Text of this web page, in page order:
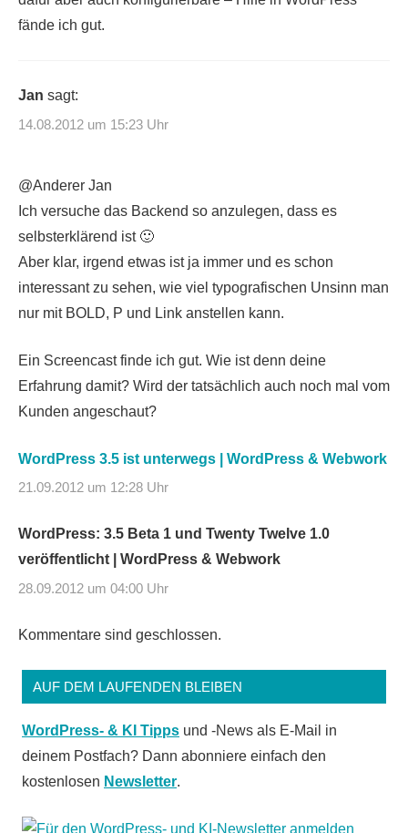
fände ich gut.
Jan sagt:
14.08.2012 um 15:23 Uhr
@Anderer Jan
Ich versuche das Backend so anzulegen, dass es
selbsterklärend ist 🙂
Aber klar, irgend etwas ist ja immer und es schon
interessant zu sehen, wie viel typografischen Unsinn man
nur mit BOLD, P und Link anstellen kann.
Ein Screencast finde ich gut. Wie ist denn deine
Erfahrung damit? Wird der tatsächlich auch noch mal vom
Kunden angeschaut?
WordPress 3.5 ist unterwegs | WordPress & Webwork
21.09.2012 um 12:28 Uhr
WordPress: 3.5 Beta 1 und Twenty Twelve 1.0
veröffentlicht | WordPress & Webwork
28.09.2012 um 04:00 Uhr
Kommentare sind geschlossen.
AUF DEM LAUFENDEN BLEIBEN
WordPress- & KI Tipps und -News als E-Mail in
deinem Postfach? Dann abonniere einfach den
kostenlosen Newsletter.